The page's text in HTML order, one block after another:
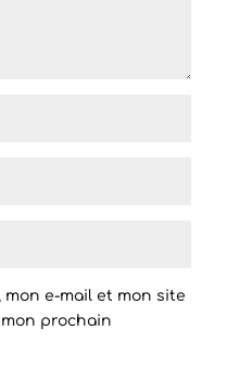
e-mail et mon site
prochain